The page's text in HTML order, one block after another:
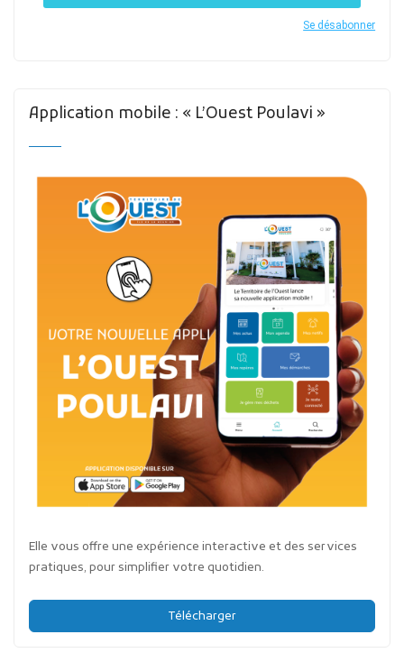
Se désabonner
Application mobile : « L’Ouest Poulavi »
Elle vous offre une expérience interactive et des services
pratiques, pour simplifier votre quotidien.
Télécharger